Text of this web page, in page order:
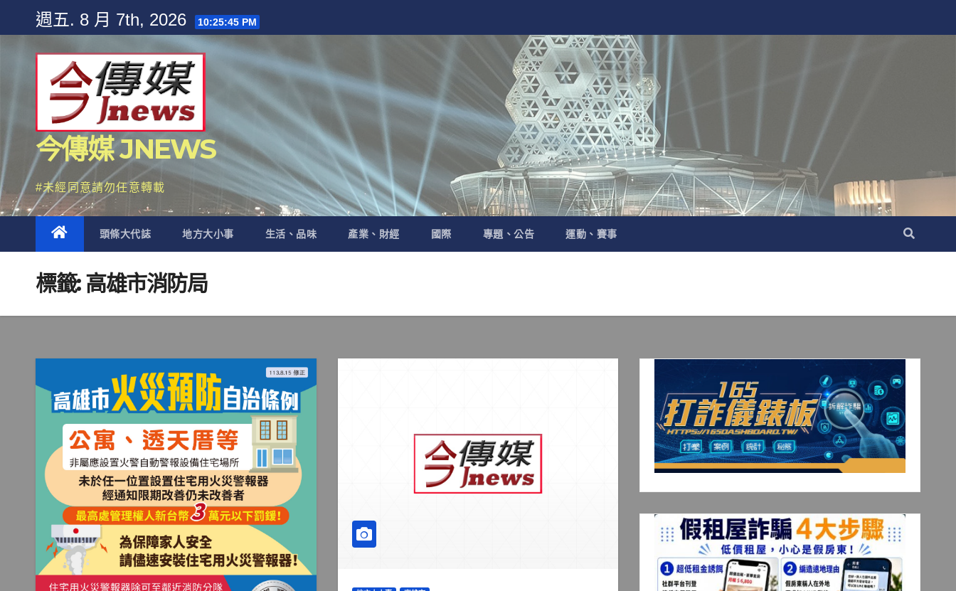
content
週五. 8 月 7th, 2026 10:25:46 PM
今傳媒 JNEWS
#未經同意請勿任意轉載
頭條大代誌 地方大小事 生活、品味 產業、財經 國際 專題、公告 運動、賽事
標籤:高雄市消防局